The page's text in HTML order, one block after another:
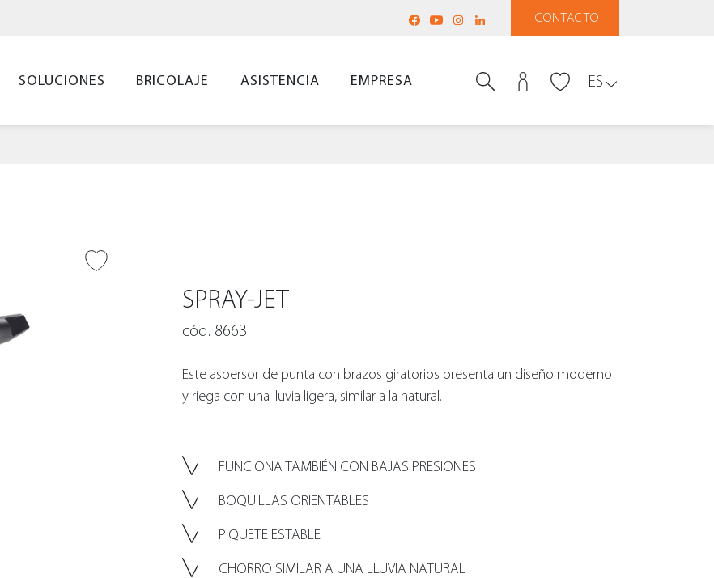
CONTACTO
SOLUCIONES BRICOLAJE ASISTENCIA EMPRESA ES
SPRAY-JET
cód. 8663
Este aspersor de punta con brazos giratorios presenta un diseño moderno
y riega con una lluvia ligera, similar a la natural.
FUNCIONA TAMBIÉN CON BAJAS PRESIONES
BOQUILLAS ORIENTABLES
PIQUETE ESTABLE
CHORRO SIMILAR A UNA LLUVIA NATURAL